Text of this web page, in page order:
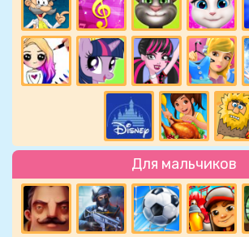
Для мальчиков